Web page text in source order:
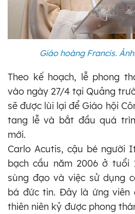
Giáo hoàng Francis.
Theo kế hoạch, lễ phong
vào ngày 27/4 tại Quảng
sẽ được lùi lại để Giáo hội
tang lễ và bắt đầu quá
mới.
Carlo Acutis, cậu bé người
bạch cầu năm 2006 ở tuổi
sùng đạo và việc sử dụng
bá đức tin. Đây là ứng viên
thiên niên kỷ được phong